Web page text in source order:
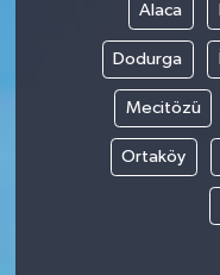
Alaca
Dodurga
Mecitözü
Ortaköy